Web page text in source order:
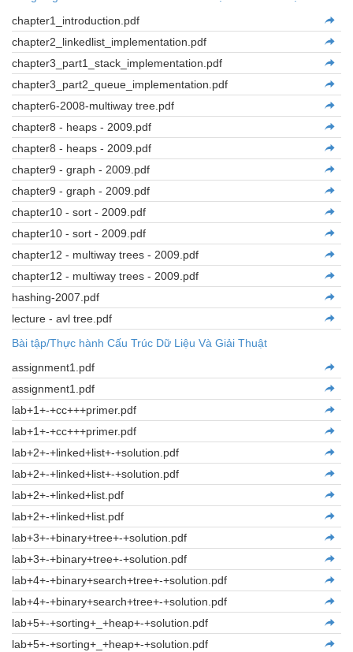
chapter1_introduction.pdf
chapter2_linkedlist_implementation.pdf
chapter3_part1_stack_implementation.pdf
chapter3_part2_queue_implementation.pdf
chapter6-2008-multiway tree.pdf
chapter8 - heaps - 2009.pdf
chapter8 - heaps - 2009.pdf
chapter9 - graph - 2009.pdf
chapter9 - graph - 2009.pdf
chapter10 - sort - 2009.pdf
chapter10 - sort - 2009.pdf
chapter12 - multiway trees - 2009.pdf
chapter12 - multiway trees - 2009.pdf
hashing-2007.pdf
lecture - avl tree.pdf
Bài tập/Thực hành Cấu Trúc Dữ Liệu Và Giải Thuật
assignment1.pdf
assignment1.pdf
lab+1+-+cc+++primer.pdf
lab+1+-+cc+++primer.pdf
lab+2+-+linked+list+-+solution.pdf
lab+2+-+linked+list+-+solution.pdf
lab+2+-+linked+list.pdf
lab+2+-+linked+list.pdf
lab+3+-+binary+tree+-+solution.pdf
lab+3+-+binary+tree+-+solution.pdf
lab+4+-+binary+search+tree+-+solution.pdf
lab+4+-+binary+search+tree+-+solution.pdf
lab+5+-+sorting+_+heap+-+solution.pdf
lab+5+-+sorting+_+heap+-+solution.pdf